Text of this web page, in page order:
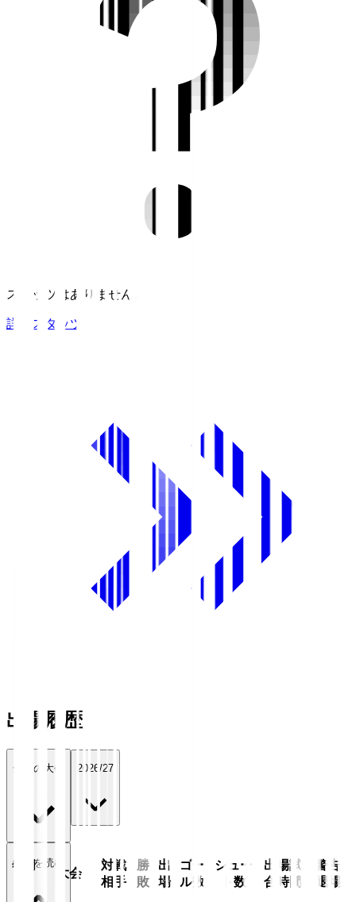
スタッツはありません。
詳細スタッツ
出場履歴
全ての大会 2026/27
年月
大会
対戦
相手
勝
敗
出
場
ゴー
ル数
シュー
ト数
出場試
合時間
警告/
退場
続きを読む